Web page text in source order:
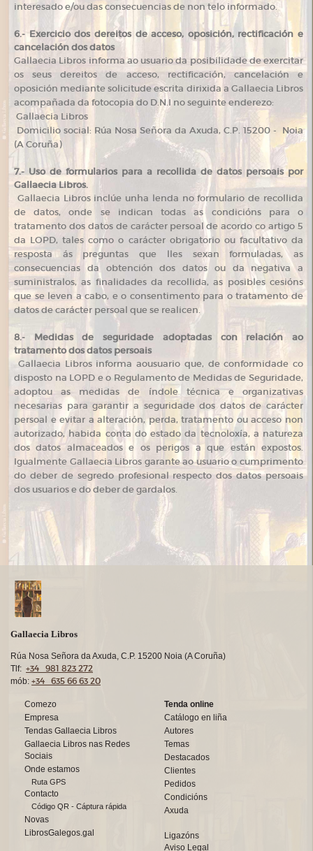
interesado e/ou das consecuencias de non telo informado.
6.- Exercicio dos dereitos de acceso, oposición, rectificación e
cancelación dos datos
Gallaecia Libros informa ao usuario da posibilidade de exercitar
os seus dereitos de acceso, rectificación, cancelación e
oposición mediante solicitude escrita dirixida a Gallaecia Libros
acompañada da fotocopia do D.N.I no seguinte enderezo:
Gallaecia Libros
Domicilio social: Rúa Nosa Señora da Axuda, C.P. 15200 - Noia
(A Coruña)
7.- Uso de formularios para a recollida de datos persoais por
Gallaecia Libros.
Gallaecia Libros inclúe unha lenda no formulario de recollida
de datos, onde se indican todas as condicións para o
tratamento dos datos de carácter persoal de acordo co artigo 5
da LOPD, tales como o carácter obrigatorio ou facultativo da
resposta ás preguntas que lles sexan formuladas, as
consecuencias da obtención dos datos ou da negativa a
suministralos, as finalidades da recollida, as posibles cesións
que se leven a cabo, e o consentimento para o tratamento de
datos de carácter persoal que se realicen.
8.- Medidas de seguridade adoptadas con relación ao
tratamento dos datos persoais
Gallaecia Libros informa aousuario que, de conformidade co
disposto na LOPD e o Regulamento de Medidas de Seguridade,
adoptou as medidas de índole técnica e organizativas
necesarias para garantir a seguridade dos datos de carácter
persoal e evitar a alteración, perda, tratamento ou acceso non
autorizado, habida conta do estado da tecnoloxía, a natureza
dos datos almaceados e os perigos a que están expostos.
Igualmente Gallaecia Libros garante ao usuario o cumprimento
do deber de segredo profesional respecto dos datos persoais
dos usuarios e do deber de gardalos.
Gallaecia Libros
Rúa Nosa Señora da Axuda, C.P. 15200 Noia (A Coruña)
Tlf: +34 981 823 272
mób: +34 635 66 63 20
Comezo
Empresa
Tendas Gallaecia Libros
Gallaecia Libros nas Redes
Sociais
Onde estamos
Ruta GPS
Contacto
Código QR - Cáptura rápida
Novas
LibrosGalegos.gal
Tenda online
Catálogo en liña
Autores
Temas
Destacados
Clientes
Pedidos
Condicións
Axuda
Ligazóns
Aviso Legal